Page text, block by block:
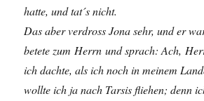
hatte, und tat´s nicht.
Das aber verdross Jona sehr, und er
betete zum Herrn und sprach: Ach,
ich dachte, als ich noch in meinem
wollte ich ja nach Tarsis fliehen; denn